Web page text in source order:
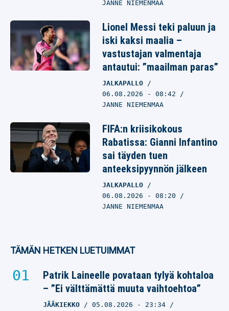
JANNE NIEMENMAA
Lionel Messi teki paluun ja
iski kaksi maalia –
vastustajan valmentaja
antautui: ”maailman paras”
JALKAPALLO
06.08.2026 - 08:42
JANNE NIEMENMAA
FIFA:n kriisikokous
Rabatissa: Gianni Infantino
sai täyden tuen
anteeksipyynnön jälkeen
JALKAPALLO
06.08.2026 - 08:20
JANNE NIEMENMAA
TÄMÄN HETKEN LUETUIMMAT
Patrik Laineelle povataan tylyä kohtaloa
– ”Ei välttämättä muuta vaihtoehtoa”
JÄÄKIEKKO 05.08.2026 - 23:34